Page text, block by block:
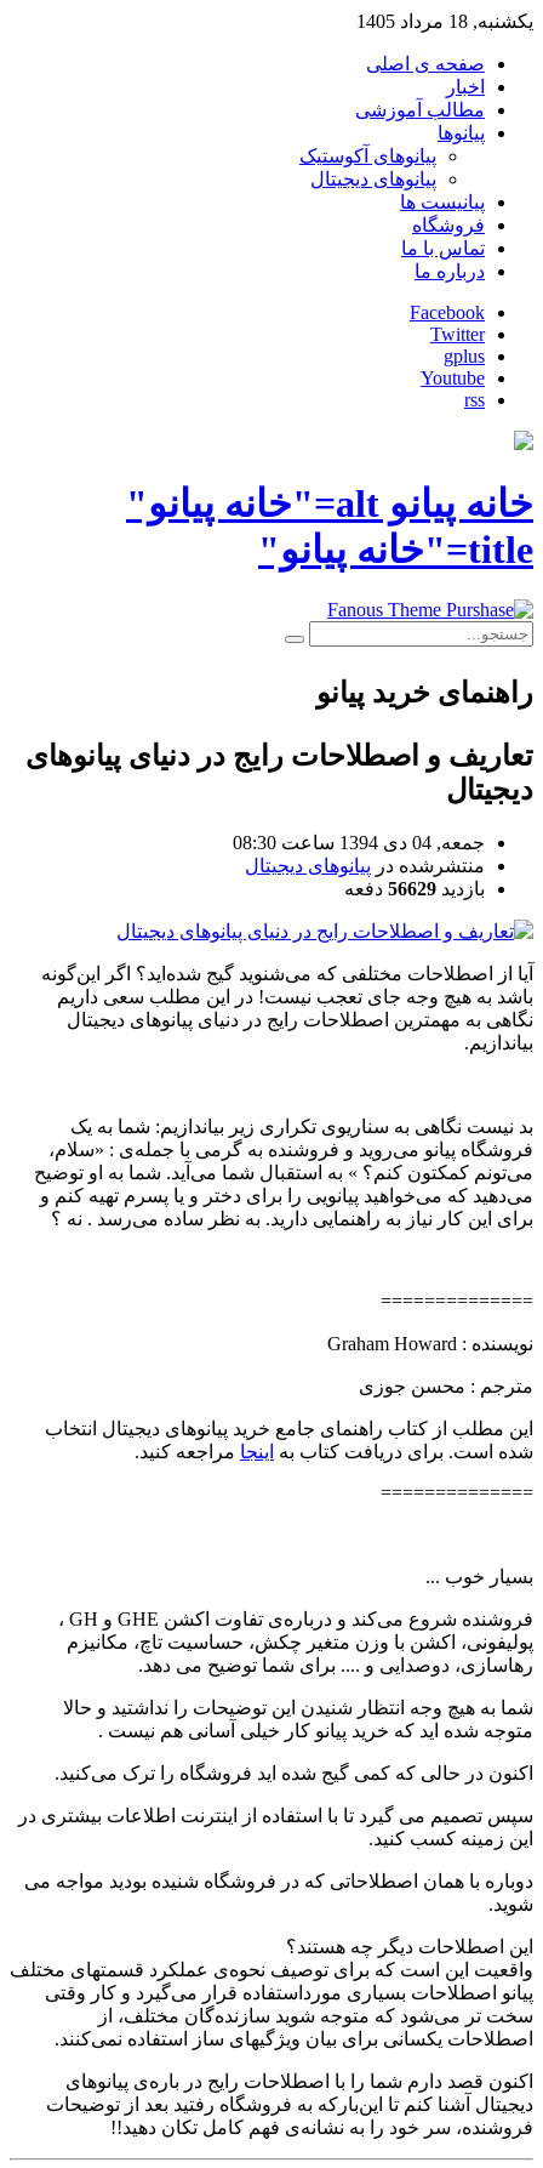
یکشنبه, 18 مرداد 1405
صفحه ی اصلی
اخبار
مطالب آموزشی
پیانوها
پیانوهای آکوستیک
پیانوهای دیجیتال
پیانیست ها
فروشگاه
تماس با ما
درباره ما
Facebook
Twitter
gplus
Youtube
rss
خانه پیانو alt="خانه پیانو"
title="خانه پیانو"
راهنمای خرید پیانو
تعاریف و اصطلاحات رایج در دنیای پیانوهای
دیجیتال
جمعه, 04 دی 1394 ساعت 08:30
منتشرشده در پیانوهای دیجیتال
بازدید 56629 دفعه
آیا از اصطلاحات مختلفی که می‌شنوید گیج شده‌اید؟ اگر این‌گونه
باشد به هیچ وجه جای تعجب نیست! در این مطلب سعی داریم
نگاهی به مهمترین اصطلاحات رایج در دنیای پیانوهای دیجیتال
بیاندازیم.
بد نیست نگاهی به سناریوی تکراری زیر بیاندازیم: شما به یک
فروشگاه پیانو می‌روید و فروشنده به گرمی با جمله‌ی :‌ «سلام،
می‌تونم کمکتون کنم؟ » به استقبال شما می‌آید. شما به او توضیح
می‌دهید که می‌خواهید پیانویی را برای دختر و یا پسرم تهیه کنم و
برای این کار نیاز به راهنمایی دارید. به نظر ساده می‌رسد . نه ؟
==============
نویسنده :‌ Graham Howard
مترجم : محسن جوزی
این مطلب از کتاب راهنمای جامع خرید پیانوهای دیجیتال انتخاب
شده است. برای دریافت کتاب به اینجا مراجعه کنید.
==============
بسیار خوب ...
فروشنده شروع می‌کند و درباره‌ی تفاوت اکشن GHE و GH ،
پولیفونی،‌ اکشن با وزن متغیر چکش، حساسیت تاچ،‌ مکانیزم
رهاسازی،‌ دوصدایی و .... برای شما توضیح می دهد.
شما به هیچ وجه انتظار شنیدن این توضیحات را نداشتید و حالا
متوجه شده ا‌ید که خرید پیانو کار خیلی آسانی هم نیست .
اکنون در حالی که کمی گیج شده اید فروشگاه را ترک می‌کنید.
سپس تصمیم می گیرد تا با استفاده از اینترنت اطلاعات بیشتری در
این زمینه کسب کنید.
دوباره با همان اصطلاحاتی که در فروشگاه شنیده بودید مواجه می
شوید.
این اصطلاحات دیگر چه هستند؟
واقعیت این است که برای توصیف نحوه‌ی عملکرد قسمتهای مختلف
پیانو اصطلاحات بسیاری مورداستفاده قرار می‌گیرد و کار وقتی
سخت تر می‌شود که متوجه شوید سازنده‌گان مختلف، از
اصطلاحات یکسانی برای بیان ویژگیهای ساز استفاده نمی‌کنند.
اکنون قصد دارم شما را با اصطلاحات رایج در باره‌ی پیانوهای
دیجیتال آشنا کنم تا این‌بارکه به فروشگاه رفتید بعد از توضیحات
فروشنده، سر خود را به نشانه‌ی فهم کامل تکان دهید!!